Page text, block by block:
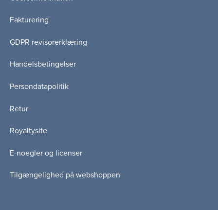
Fakturering
GDPR revisorerklæring
Handelsbetingelser
Persondatapolitik
Retur
Royaltysite
E-noegler og licenser
Tilgængelighed på webshoppen